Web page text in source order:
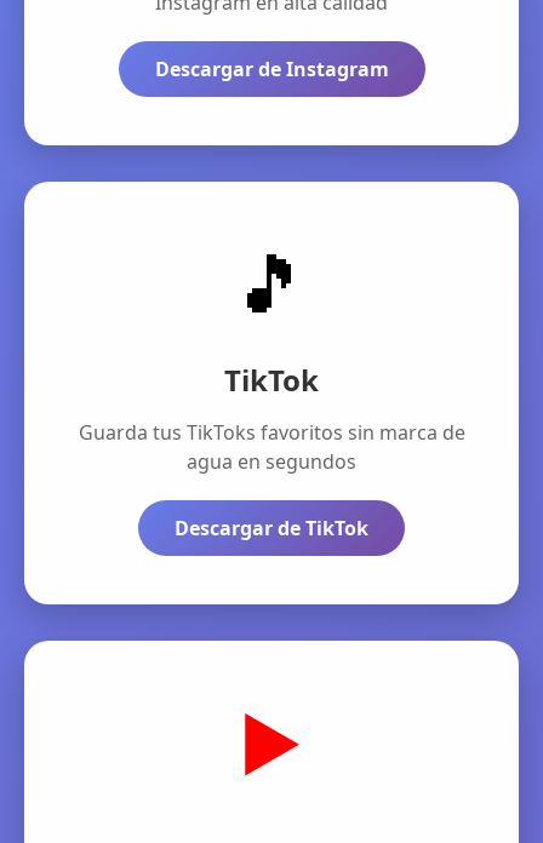
Descargar de Instagram
🎵
TikTok
Guarda tus TikToks favoritos sin marca de
agua en segundos
Descargar de TikTok
▶️